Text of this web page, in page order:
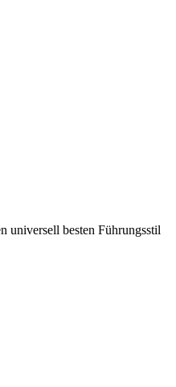
universell besten Führungsstil